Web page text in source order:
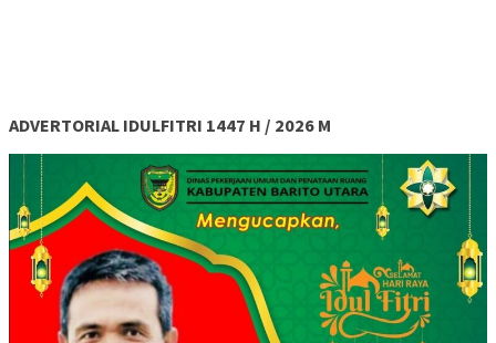
ADVERTORIAL IDULFITRI 1447 H / 2026 M